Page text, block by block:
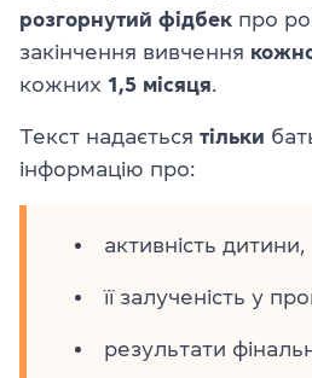
розгорнутий фідбек про
закінчення вивчення
кожних 1,5 місяця.
Текст надається тільки
інформацію про:
активність дитини,
її залученість у
результати